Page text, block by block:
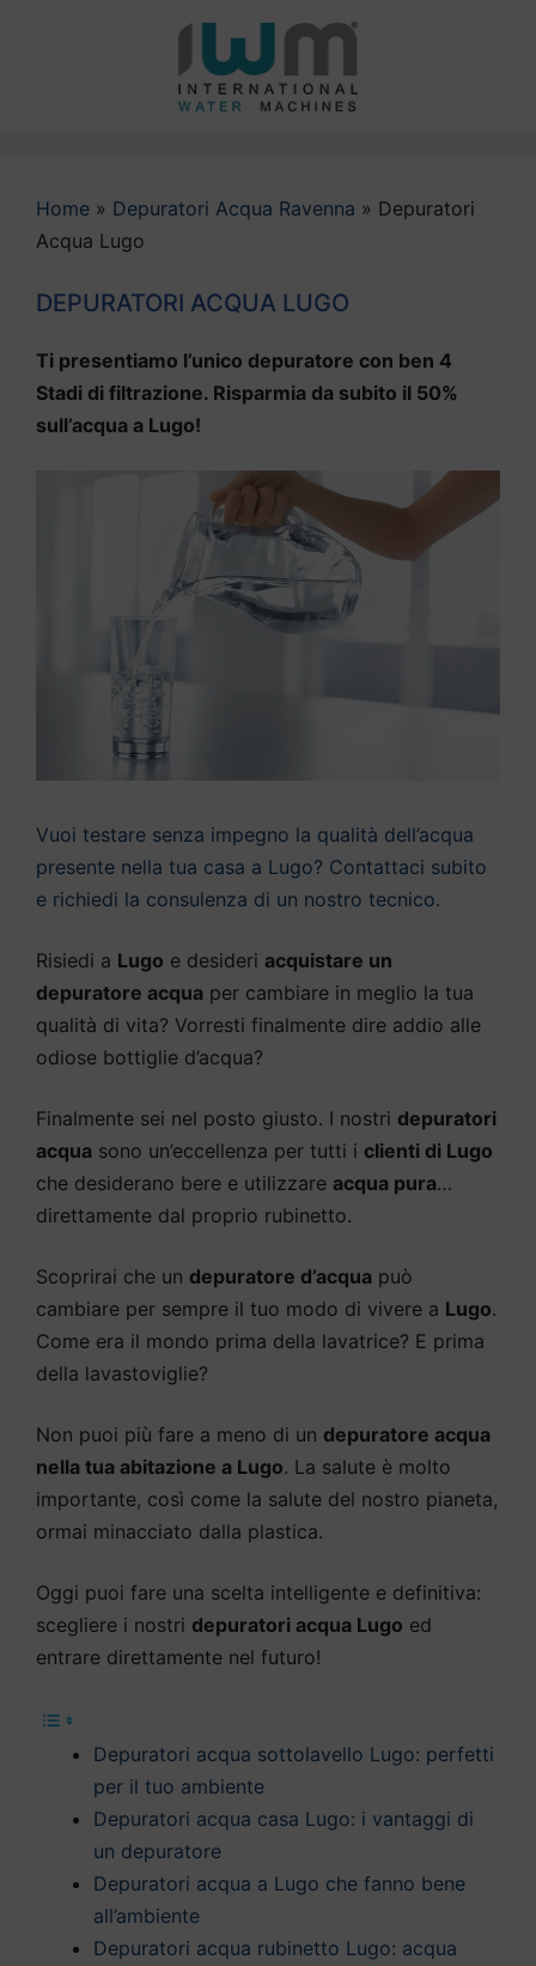
Home » Depuratori Acqua Ravenna » Depuratori
Acqua Lugo
DEPURATORI ACQUA LUGO
Ti presentiamo l’unico depuratore con ben 4
Stadi di filtrazione. Risparmia da subito il 50%
sull’acqua a Lugo!
Vuoi testare senza impegno la qualità dell’acqua
presente nella tua casa a Lugo? Contattaci subito
e richiedi la consulenza di un nostro tecnico.
Risiedi a Lugo e desideri acquistare un
depuratore acqua per cambiare in meglio la tua
qualità di vita? Vorresti finalmente dire addio alle
odiose bottiglie d’acqua?
Finalmente sei nel posto giusto. I nostri depuratori
acqua sono un’eccellenza per tutti i clienti di Lugo
che desiderano bere e utilizzare acqua pura…
direttamente dal proprio rubinetto.
Scoprirai che un depuratore d’acqua può
cambiare per sempre il tuo modo di vivere a Lugo.
Come era il mondo prima della lavatrice? E prima
della lavastoviglie?
Non puoi più fare a meno di un depuratore acqua
nella tua abitazione a Lugo. La salute è molto
importante, così come la salute del nostro pianeta,
ormai minacciato dalla plastica.
Oggi puoi fare una scelta intelligente e definitiva:
scegliere i nostri depuratori acqua Lugo ed
entrare direttamente nel futuro!
Depuratori acqua sottolavello Lugo: perfetti
per il tuo ambiente
Depuratori acqua casa Lugo: i vantaggi di
un depuratore
Depuratori acqua a Lugo che fanno bene
all’ambiente
Depuratori acqua rubinetto Lugo: acqua